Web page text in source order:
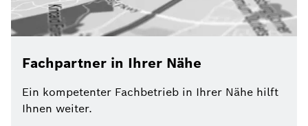
Fachpartner in Ihrer Nähe
Ein kompetenter Fachbetrieb in Ihrer Nähe hilft
Ihnen weiter.